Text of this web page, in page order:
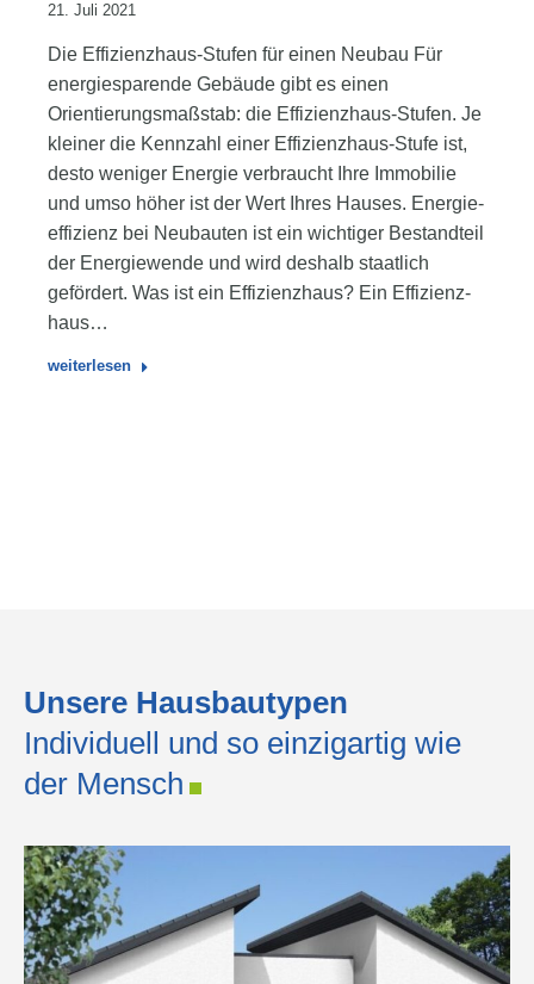
21. Juli 2021
Die Effizienzhaus-Stufen für einen Neubau Für
energiesparende Gebäude gibt es einen
Orientierungs­maßstab: die Effizienz­haus-Stufen. Je
kleiner die Kenn­zahl einer Effizienz­haus-Stufe ist,
desto weniger Energie verbraucht Ihre Immobilie
und umso höher ist der Wert Ihres Hauses. Energie­
effizienz bei Neu­bauten ist ein wichtiger Bestand­teil
der Energie­wende und wird deshalb staatlich
gefördert. Was ist ein Effizienzhaus? Ein Effizienz­
haus…
weiterlesen
Unsere Hausbautypen
Individuell und so einzigartig wie
der Mensch